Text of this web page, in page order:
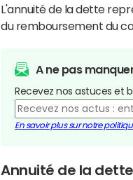
L'annuité de la dette
du remboursement du
A ne pas
Recevez nos astuces et
En savoir plus sur notre
Annuité de la